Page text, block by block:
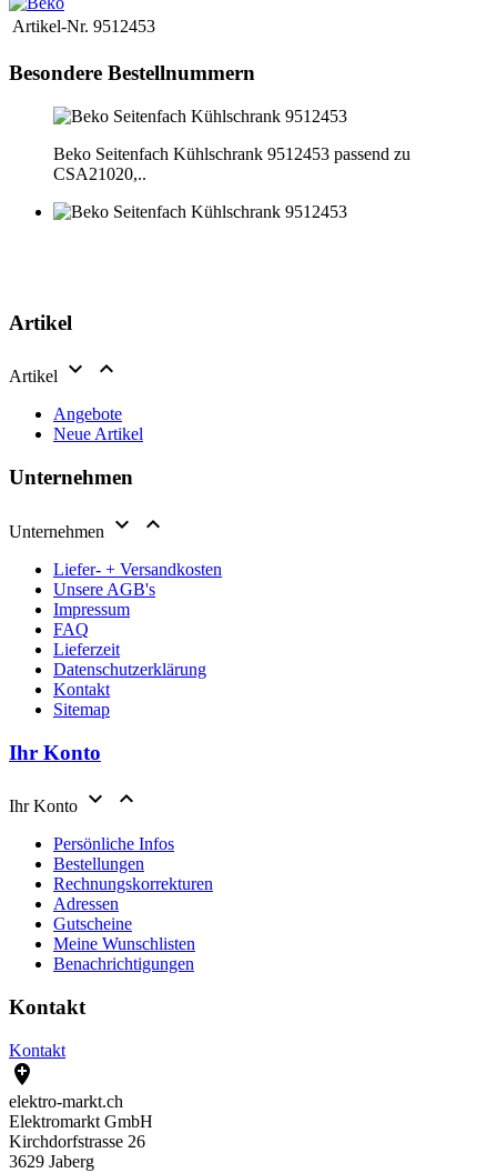
Artikel-Nr. 9512453
Besondere Bestellnummern
Beko Seitenfach Kühlschrank 9512453 passend zu
CSA21020,..
Artikel
Artikel  
Angebote
Neue Artikel
Unternehmen
Unternehmen  
Liefer- + Versandkosten
Unsere AGB's
Impressum
FAQ
Lieferzeit
Datenschutzerklärung
Kontakt
Sitemap
Ihr Konto
Ihr Konto  
Persönliche Infos
Bestellungen
Rechnungskorrekturen
Adressen
Gutscheine
Meine Wunschlisten
Benachrichtigungen
Kontakt
Kontakt

elektro-markt.ch
Elektromarkt GmbH
Kirchdorfstrasse 26
3629 Jaberg